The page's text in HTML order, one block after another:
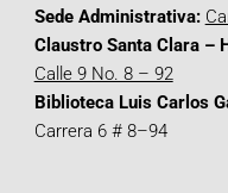
Sede Administrativa:
Claustro Santa Clara –
Calle 9 No. 8 – 92
Biblioteca Luis Carlos
Carrera 6 # 8–94